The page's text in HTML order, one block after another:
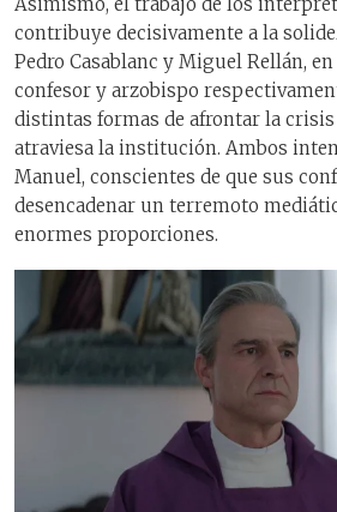
contribuye decisivamente a la
Pedro Casablanc y Miguel Rellán,
confesor y arzobispo
distintas formas de afrontar la
atraviesa la institución. Ambos
Manuel, conscientes de que sus
desencadenar un terremoto
enormes proporciones.